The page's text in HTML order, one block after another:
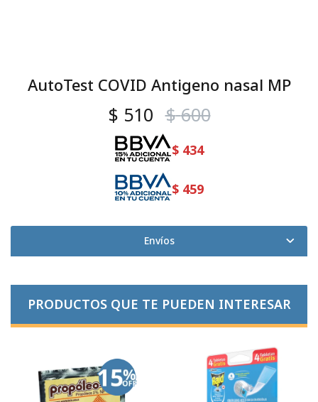
AutoTest COVID Antigeno nasal MP
$ 510 $ 600
$ 434
$ 459
Envíos
PRODUCTOS QUE TE PUEDEN INTERESAR